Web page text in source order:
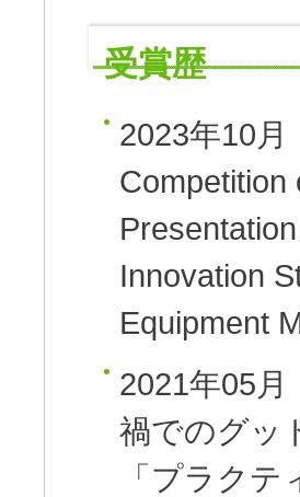
受賞歴
2023年10月
Innovation
Equipment
2021年05月
禍でのグッ
「プラク